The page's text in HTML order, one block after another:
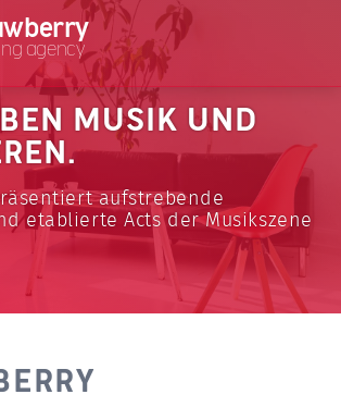
agency
MUSIK UND
aufstrebende
etablierte Acts der Musikszene